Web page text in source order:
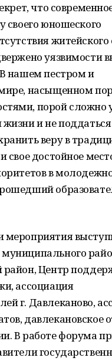
что
своего юношеского
уязвимости
нашем пестром и
насыщенном
порой сложно
и не поддаться
веру в
свое достойное
в
мероприятия
район, Центр
ассоциация
г. Давлеканово,
давлекановское
В работе форума